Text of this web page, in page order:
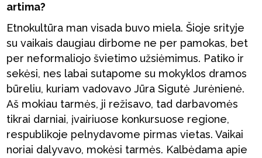
artima?
Etnokultūra man visada buvo miela. Šioje srityje
su vaikais daugiau dirbome ne per pamokas, bet
per neformaliojo švietimo užsiėmimus. Patiko ir
sekėsi, nes labai sutapome su mokyklos dramos
būreliu, kuriam vadovavo Jūra Sigutė Jurėnienė.
Aš mokiau tarmės, ji režisavo, tad darbavomės
tikrai darniai, įvairiuose konkursuose regione,
respublikoje pelnydavome pirmas vietas. Vaikai
noriai dalyvavo, mokėsi tarmės. Kalbėdama apie